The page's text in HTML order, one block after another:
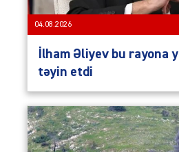
04.08.2026
İlham Əliyev bu rayona
təyin etdi